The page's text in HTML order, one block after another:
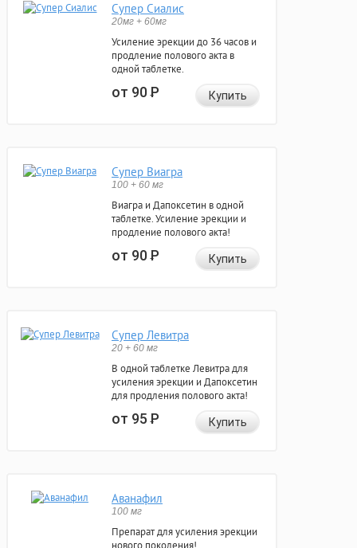
Супер Сиалис
20мг + 60мг
Усиление эрекции до 36 часов и
продление полового акта в
одной таблетке.
от 90Р Купить
Супер Виагра
100 + 60 мг
Виагра и Дапоксетин в одной
таблетке. Усиление эрекции и
продление полового акта!
от 90Р Купить
Супер Левитра
20 + 60 мг
В одной таблетке Левитра для
усиления эрекции и Дапоксетин
для продления полового акта!
от 95Р Купить
Аванафил
100 мг
Препарат для усиления эрекции